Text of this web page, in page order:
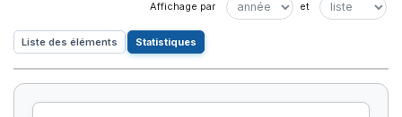
Liste des éléments Statistiques